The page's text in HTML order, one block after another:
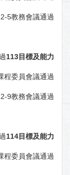
5教務會議通過
113目標及能力
程委員會議通過
9教務會議通過
114目標及能力
程委員會議通過